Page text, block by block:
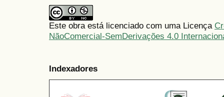
Este obra está licenciado com uma Licença
NãoComercial-SemDerivações 4.0
Indexadores